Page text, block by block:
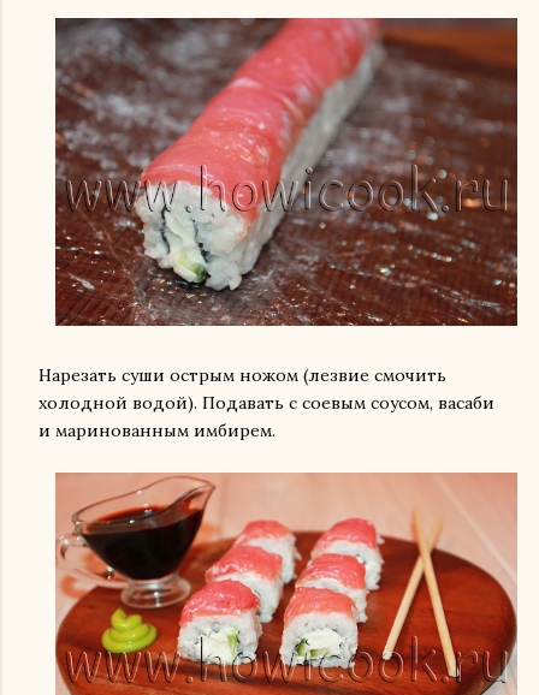
Нарезать суши острым ножом (лезвие смочить
холодной водой). Подавать с соевым соусом, васаби
и маринованным имбирем.